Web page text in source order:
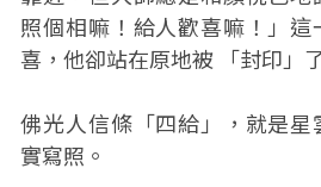
照個相嘛！給人歡喜嘛！」
喜，他卻站在原地被 「封印」
佛光人信條「四給」，就是
實寫照。